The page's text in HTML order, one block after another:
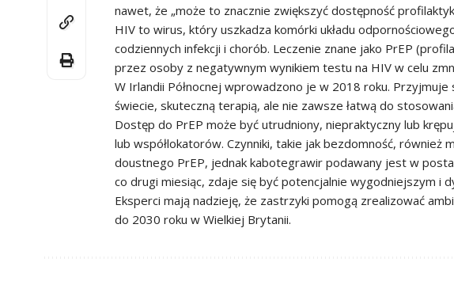
nawet, że „może to znacznie zwiększyć dostępność
HIV to wirus, który uszkadza komórki układu
codziennych infekcji i chorób. Leczenie znane jako PrEP
przez osoby z negatywnym wynikiem testu na HIV w celu
W Irlandii Północnej wprowadzono je w 2018 roku. Przyjmuje
świecie, skuteczną terapią, ale nie zawsze łatwą do
Dostęp do PrEP może być utrudniony, niepraktyczny lub
lub współlokatorów. Czynniki, takie jak bezdomność, również
doustnego PrEP, jednak kabotegrawir podawany jest w
co drugi miesiąc, zdaje się być potencjalnie wygodniejszym i
Eksperci mają nadzieję, że zastrzyki pomogą zrealizować
do 2030 roku w Wielkiej Brytanii.